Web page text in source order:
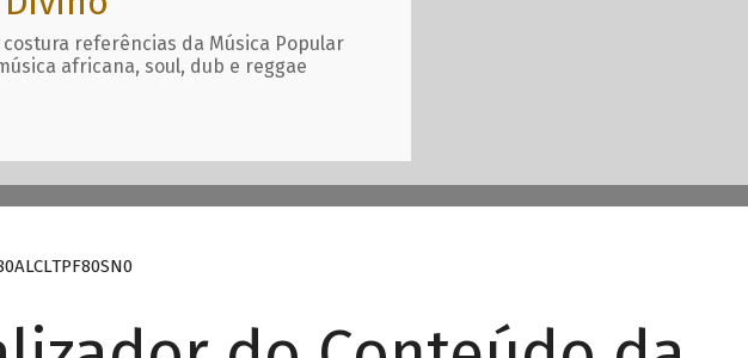
costura referências da Música Popular
africana, soul, dub e reggae